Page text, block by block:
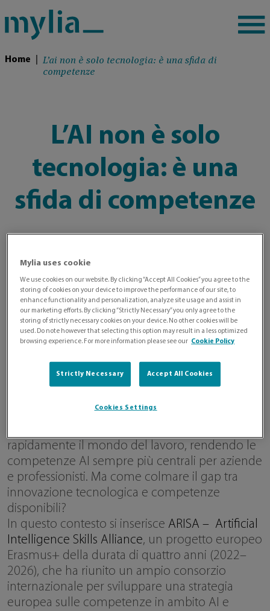
Home
L’ai non è solo tecnologia: è una sfida di
competenze
L’AI non è solo
tecnologia: è una
sfida di competenze
rapidamente il mondo del lavoro, rendendo le
competenze AI sempre più centrali per aziende
e professionisti. Ma come colmare il gap tra
innovazione tecnologica e competenze
disponibili?
In questo contesto si inserisce ARISA – Artificial
Intelligence Skills Alliance, un progetto europeo
Erasmus+ della durata di quattro anni (2022–
2026), che ha riunito un ampio consorzio
internazionale per sviluppare una strategia
europea sulle competenze in ambito AI e
Mylia uses cookie
We use cookies on our website. By clicking “Accept All Cookies” you agree to the
storing of cookies on your device to improve the performance of our site, to
enhance functionality and personalization, analyze site usage and assist in
our marketing efforts. By clicking “Strictly Necessary” you only agree to the
storing of strictly necessary cookies on your device. No other cookies will be
used. Do note however that selecting this option may result in a less optimized
browsing experience. For more information please see our Cookie Policy
Strictly Necessary Accept All Cookies
Cookies Settings